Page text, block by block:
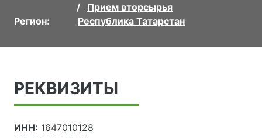
Прием вторсырья
Регион:
Республика Татарстан
РЕКВИЗИТЫ
ИНН: 1647010128